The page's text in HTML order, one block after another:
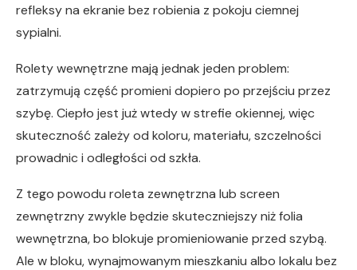
refleksy na ekranie bez robienia z pokoju ciemnej
sypialni.
Rolety wewnętrzne mają jednak jeden problem:
zatrzymują część promieni dopiero po przejściu przez
szybę. Ciepło jest już wtedy w strefie okiennej, więc
skuteczność zależy od koloru, materiału, szczelności
prowadnic i odległości od szkła.
Z tego powodu roleta zewnętrzna lub screen
zewnętrzny zwykle będzie skuteczniejszy niż folia
wewnętrzna, bo blokuje promieniowanie przed szybą.
Ale w bloku, wynajmowanym mieszkaniu albo lokalu bez